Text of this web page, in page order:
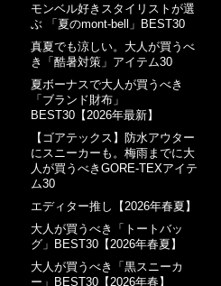
モンベル好きスタイリストが選
ぶ 「夏のmont-bell」BEST30
真夏でも涼しい。大人が買うべ
き「酷暑対策」アイテム30
夏ボーナスで大人が買うべき
「ブランド財布」
BEST30【2026年最新】
【ゴアテックス】防水アウター
にスニーカーも。梅雨までに大
人が買うべきGORE-TEXアイテ
ム30
エディター推し【2026年春夏】
大人が買うべき「トートバッ
グ」BEST30【2026年春夏】
大人が買うべき「黒スニーカ
ー」BEST30【2026年春】